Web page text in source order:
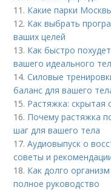
11. Какие парки
12. Как выбрать
ваших целей
13. Как быстро
вашего идеального
14.Силовые
баланс для вашего
15. Растяжка: скрытая
16. Почему растяжка
шаг для вашего тела
17.Аудиовыпуск о
советы и
18. Как долго
полное руководство